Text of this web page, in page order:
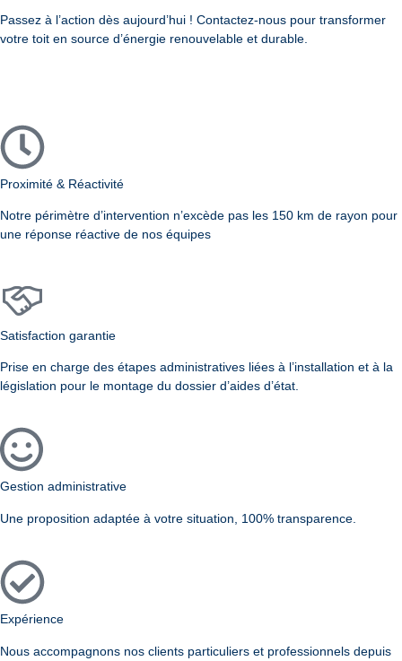
Passez à l’action dès aujourd’hui ! Contactez-nous pour transformer
votre toit en source d’énergie renouvelable et durable.
Proximité & Réactivité
Notre périmètre d’intervention n’excède pas les 150 km de rayon pour
une réponse réactive de nos équipes
Satisfaction garantie
Prise en charge des étapes administratives liées à l’installation et à la
législation pour le montage du dossier d’aides d’état.
Gestion administrative
Une proposition adaptée à votre situation, 100% transparence.
Expérience
Nous accompagnons nos clients particuliers et professionnels depuis